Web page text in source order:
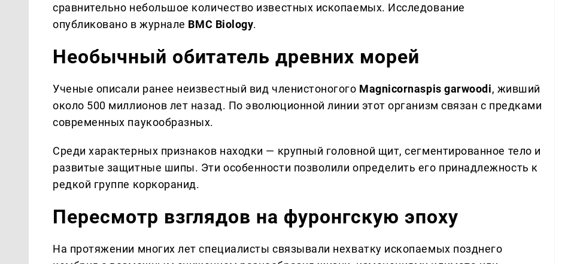
сравнительно небольшое количество известных ископаемых. Исследование
опубликовано в журнале BMC Biology.
Необычный обитатель древних морей
Ученые описали ранее неизвестный вид членистоногого Magnicornaspis garwoodi, живший
около 500 миллионов лет назад. По эволюционной линии этот организм связан с предками
современных паукообразных.
Среди характерных признаков находки — крупный головной щит, сегментированное тело и
развитые защитные шипы. Эти особенности позволили определить его принадлежность к
редкой группе коркоранид.
Пересмотр взглядов на фуронгскую эпоху
На протяжении многих лет специалисты связывали нехватку ископаемых позднего